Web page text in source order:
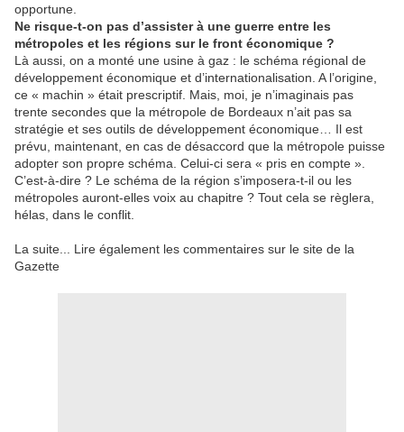
opportune.
Ne risque-t-on pas d’assister à une guerre entre les
métropoles et les régions sur le front économique ?
Là aussi, on a monté une usine à gaz : le schéma régional de
développement économique et d’internationalisation. A l’origine,
ce « machin » était prescriptif. Mais, moi, je n’imaginais pas
trente secondes que la métropole de Bordeaux n’ait pas sa
stratégie et ses outils de développement économique… Il est
prévu, maintenant, en cas de désaccord que la métropole puisse
adopter son propre schéma. Celui-ci sera « pris en compte ».
C’est-à-dire ? Le schéma de la région s’imposera-t-il ou les
métropoles auront-elles voix au chapitre ? Tout cela se règlera,
hélas, dans le conflit.
La suite... Lire également les commentaires sur le site de la
Gazette